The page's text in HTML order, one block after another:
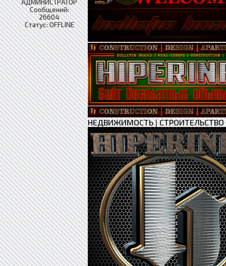
АДМИНИСТРАТОР
Сообщений:
26604
Статус:OFFLINE
НЕДВИЖИМОСТЬ|СТРОИТЕЛЬСТВО